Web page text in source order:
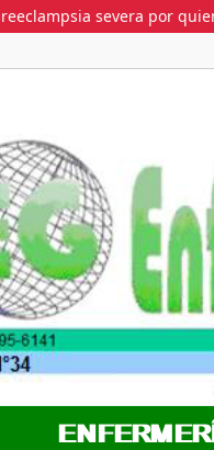
severa por